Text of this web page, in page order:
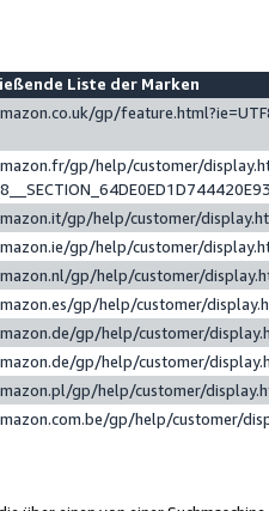
Liste der Marken
gp/
gp/help/customer/
gp/help/customer/
gp/help/customer/
gp/help/customer/
gp/help/customer/
gp/help/customer/
gp/help/customer/
gp/help/customer/
gp/help/customer/